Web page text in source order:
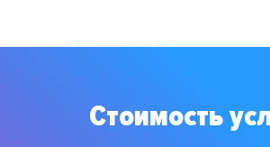
Стоимость